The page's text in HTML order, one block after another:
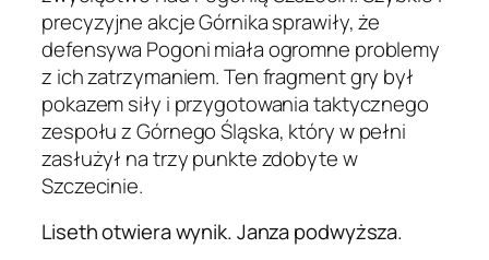
precyzyjne akcje Górnika sprawiły, że
defensywa Pogoni miała ogromne problemy
z ich zatrzymaniem. Ten fragment gry był
pokazem siły i przygotowania taktycznego
zespołu z Górnego Śląska, który w pełni
zasłużył na trzy punkte zdobyte w
Szczecinie.
Liseth otwiera wynik. Janza podwyższa.